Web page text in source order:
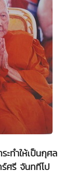
ทำให้เป็นกุศล
ศรี จันททีโป